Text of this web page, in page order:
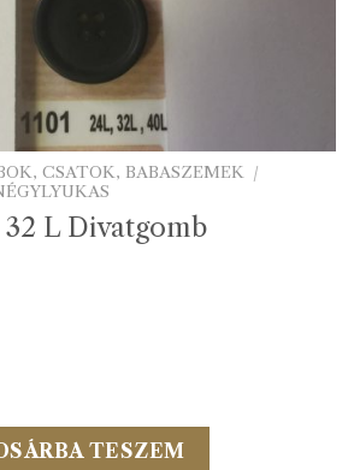
CSATOK, BABASZEMEK /
32 L Divatgomb
Divatgomb mennyiség
TESZEM